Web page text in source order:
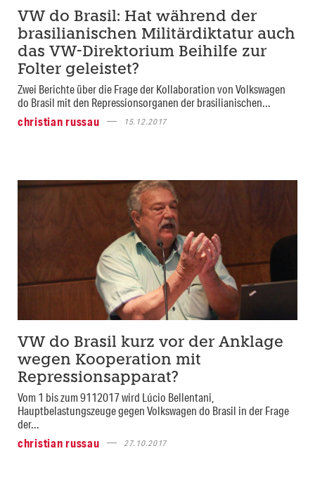
VW do Brasil: Hat während der
brasilianischen Militärdiktatur auch
das VW-Direktorium Beihilfe zur
Folter geleistet?
Zwei Berichte über die Frage der Kollaboration von Volkswagen
do Brasil mit den Repressionsorganen der brasilianischen...
christian russau
15.12.2017
VW do Brasil kurz vor der Anklage
wegen Kooperation mit
Repressionsapparat?
Vom 1 bis zum 9112017 wird Lúcio Bellentani,
Hauptbelastungszeuge gegen Volkswagen do Brasil in der Frage
der...
christian russau
27.10.2017